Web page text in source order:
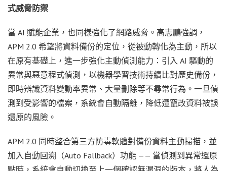
式威脅防禦
當 AI 賦能企業，也同樣強化了網路威脅。高志鵬強調，
APM 2.0 希望將資料備份的定位，從被動轉化為主動，所以
在原有基礎上，進一步強化主動偵測能力：引入 AI 驅動的
異常與惡意程式偵測，以機器學習技術持續比對歷史備份，
即時辨識資料變動率異常、大量刪除等不尋常行為。一旦偵
測到受影響的檔案，系統會自動隔離，降低遭竄改資料被誤
還原的風險。
APM 2.0 同時整合第三方防毒軟體對備份資料主動掃描，並
加入自動回溯（Auto Fallback）功能 —— 當偵測到異常還原